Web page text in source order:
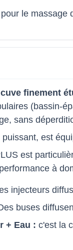
le massage
finement
(bassin-
sans
puissant, est
est
à
injecteurs
buses
+ Eau : c'est la